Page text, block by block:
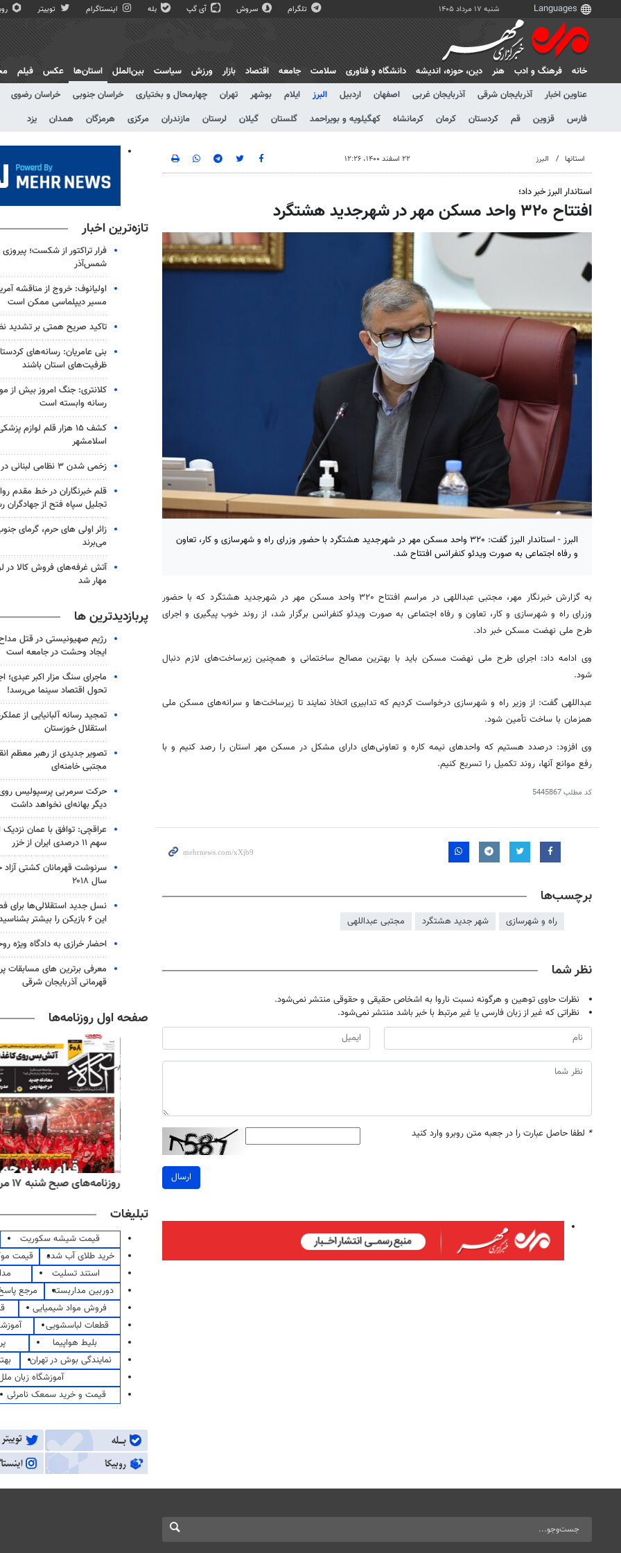
شنبه ۱۷ مرداد ۱۴۰۵ تلگرام سروش آی گپ بله اینستاگرام توییتر
خانه فرهنگ و ادب هنر دين، حوزه، انديشه دانشگاه و فناوری سلامت جامعه اقتصاد بازار ورزش سیاست بین‌الملل
استان‌ها
عناوین اخبار
آذربایجان شرقی آذربایجان غربی اصفهان اردبیل البرز ایلام بوشهر تهران چهارمحال و بختیاری خراسان جنوبی خراسان رضوی
فارس
قزوین قم کردستان کرمان کرمانشاه کهگیلویه و بویراحمد گلستان گیلان لرستان مازندران مرکزی هرمزگان همدان یزد
عکس فیلم
استانها البرز ۲۲ اسفند ۱۴۰۰، ۱۲:۲۶
استاندار البرز خبر داد؛
افتتاح ۳۲۰ واحد مسکن مهر در شهرجدید هشتگرد
البرز - استاندار البرز گفت: ۳۲۰ واحد مسکن مهر در شهرجدید هشتگرد با حضور وزرای راه و شهرسازی و کار، تعاون
و رفاه اجتماعی به صورت ویدئو کنفرانس افتتاح شد.
به گزارش خبرنگار مهر، مجتبی عبداللهی در مراسم افتتاح ۳۲۰ واحد مسکن مهر در شهرجدید هشتگرد که با حضور
وزرای راه و شهرسازی و کار، تعاون و رفاه اجتماعی به صورت ویدئو کنفرانس برگزار شد، از روند خوب پیگیری و اجرای
طرح ملی نهضت مسکن خبر داد.
وی ادامه داد: اجرای طرح ملی نهضت مسکن باید با بهترین مصالح ساختمانی و همچنین زیرساخت‌های لازم دنبال
شود.
عبداللهی گفت: از وزیر راه و شهرسازی درخواست کردیم که تدابیری اتخاذ نمایند تا زیرساخت‌ها و سرانه‌های مسکن ملی
همزمان با ساخت تأمین شود.
وی افزود: درصدد هستیم که واحدهای نیمه کارهو تعاونی‌های دارای مشکل در مسکن مهر استان را رصد کنیم و با
رفع موانع آنها، روند تکمیل را تسریع کنیم.
کد مطلب5445867
برچسب‌ها
راه و شهرسازی شهر جدید هشتگرد مجتبی عبداللهی
نظر شما
نظرات حاوی توهین و هرگونه نسبت ناروا به اشخاص حقیقی و حقوقی منتشر نمی‌شود.
نظراتی که غیر از زبان فارسی یا غیر مرتبط با خبر باشد منتشر نمی‌شود.
* لطفا حاصل عبارت را در جعبه متن روبرو وارد کنید
ارسال
تازه‌ترین اخبار
شمس‌آذر
اولیانوف: خروج از مناقشه
مسیر دیپلماسی ممکن است
تاکید صریح همتی بر تشدید
بنی عامریان: رسانه‌های
ظرفیت‌های استان باشند
کلانتری: جنگ امروز بیش از
رسانه وابسته است
کشف ۱۵ هزار قلم لوازم
اسلامشهر
زخمی شدن ۳ نظامی لبنانی در زوطر غربی
قلم خبرنگاران در خط مقدم
تجلیل سپاه فتح از جهادگران
زائر اولی های حرم، گرمای
می‌برند
آتش غرفه‌های فروش کالا در
مهار شد
پربازدیدترین ها
رژیم صهیونیستی در قتل
ایجاد وحشت در جامعه است
ماجرای سنگ مزار اکبر عبدی؛
تحول اقتصاد سینما می‌رسد!
تمجید رسانه آلبانیایی از
استقلال خوزستان
تصویر جدیدی از رهبر معظم
مجتبی خامنه‌ای
حرکت سرمربی پرسپولیس روی
دیگر بهانه‌ای نخواهد داشت
عراقچی: توافق با عمان
سهم ۱۱ درصدی ایران از خزر
سرنوشت قهرمانان کشتی آزاد
سال ۲۰۱۸
نسل جدید استقلالی‌ها برای
این ۶ بازیکن را بیشتر بشناسید
احضار خرازی به دادگاه ویژه
معرفی برترین های مسابقات
قهرمانی آذربایجان شرقی
صفحه اول روزنامه‌ها
روزنامه‌های صبح شنبه ۱۷ مرداد ۱۴۰۵
تبلیغات
قیمت شیشه سکوریت
خرید طلای آب شده
قیمت
استند تسلیت
دوربین مداربسته
مرجع
فروش مواد شیمیایی
قطعات لباسشویی
بلیط هواپیما
نمایندگی بوش در تهران
آموزشگاه زبان
قیمت و خرید سمعک نامرئی